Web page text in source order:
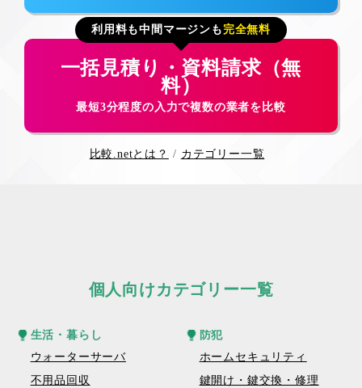
利用料も中間マージンも 完全無料
一括見積り・資料請求（無
料）
最短3分程度の入力で複数の業者を比較
比較.netとは？ カテゴリー一覧
個人向けカテゴリー一覧
生活・暮らし
ウォーターサーバ
不用品回収
防犯
ホームセキュリティ
鍵開け・鍵交換・修理